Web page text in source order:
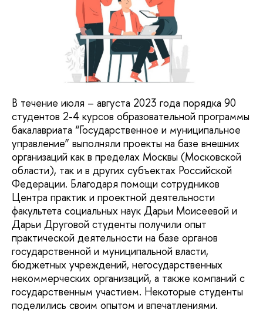
В течение июля – августа 2023 года порядка 90
студентов 2-4 курсов образовательной программы
бакалавриата “Государственное и муниципальное
управление” выполняли проекты на базе внешних
организаций как в пределах Москвы (Московской
области), так и в других субъектах Российской
Федерации. Благодаря помощи сотрудников
Центра практик и проектной деятельности
факультета социальных наук Дарьи Моисеевой и
Дарьи Друговой студенты получили опыт
практической деятельности на базе органов
государственной и муниципальной власти,
бюджетных учреждений, негосударственных
некоммерческих организаций, а также компаний с
государственным участием. Некоторые студенты
поделились своим опытом и впечатлениями.